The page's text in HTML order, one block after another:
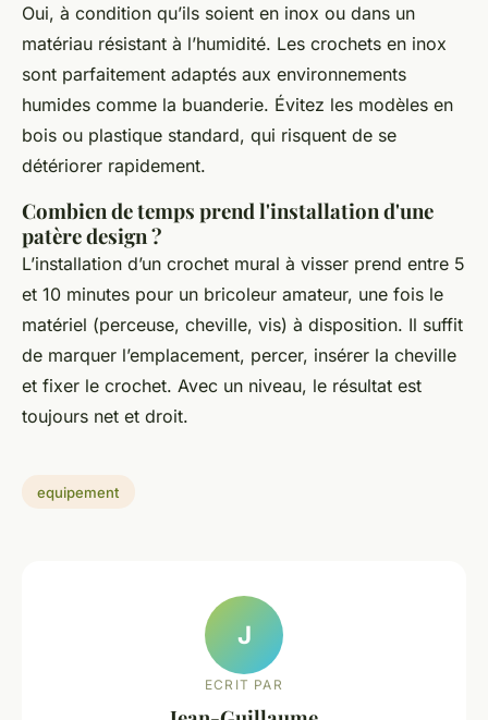
Oui, à condition qu’ils soient en inox ou dans un
matériau résistant à l’humidité. Les crochets en inox
sont parfaitement adaptés aux environnements
humides comme la buanderie. Évitez les modèles en
bois ou plastique standard, qui risquent de se
détériorer rapidement.
Combien de temps prend l'installation d'une
patère design ?
L’installation d’un crochet mural à visser prend entre 5
et 10 minutes pour un bricoleur amateur, une fois le
matériel (perceuse, cheville, vis) à disposition. Il suffit
de marquer l’emplacement, percer, insérer la cheville
et fixer le crochet. Avec un niveau, le résultat est
toujours net et droit.
equipement
J
ECRIT PAR